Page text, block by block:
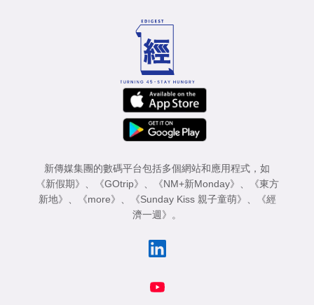
新傳媒集團的數碼平台包括多個網站和應用程式，如
《新假期》
《GOtrip》 《NM+新Monday》
《東方
新地》
《more》 《Sunday Kiss 親子童萌》
《經
濟一週》
。